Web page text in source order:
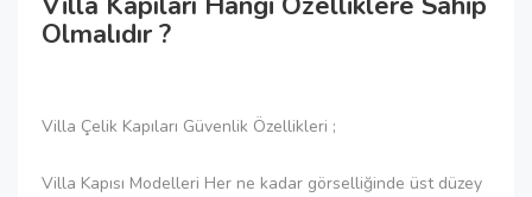
Olmalıdır ?
Villa Çelik Kapıları Güvenlik Özellikleri ;
Villa Kapısı Modelleri Her ne kadar görselliğinde üst düzey